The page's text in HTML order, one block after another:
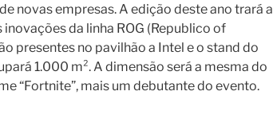
novas empresas. A edição deste ano trará a
inovações da linha ROG (Republico of
presentes no pavilhão a Intel e o stand do
1.000 m². A dimensão será a mesma do
“Fortnite”, mais um debutante do evento.